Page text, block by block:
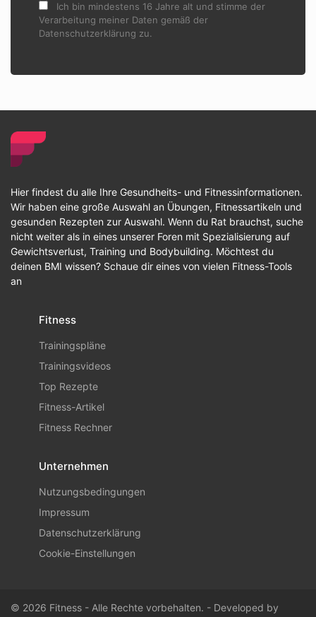
Ich bin mindestens 16 Jahre alt und stimme der
Verarbeitung meiner Daten gemäß der
Datenschutzerklärung zu.
Hier findest du alle Ihre Gesundheits- und Fitnessinformationen.
Wir haben eine große Auswahl an Übungen, Fitnessartikeln und
gesunden Rezepten zur Auswahl. Wenn du Rat brauchst, suche
nicht weiter als in eines unserer Foren mit Spezialisierung auf
Gewichtsverlust, Training und Bodybuilding. Möchtest du
deinen BMI wissen? Schaue dir eines von vielen Fitness-Tools
an
Fitness
Trainingspläne
Trainingsvideos
Top Rezepte
Fitness-Artikel
Fitness Rechner
Unternehmen
Nutzungsbedingungen
Impressum
Datenschutzerklärung
Cookie-Einstellungen
© 2026 Fitness - Alle Rechte vorbehalten. - Developed by